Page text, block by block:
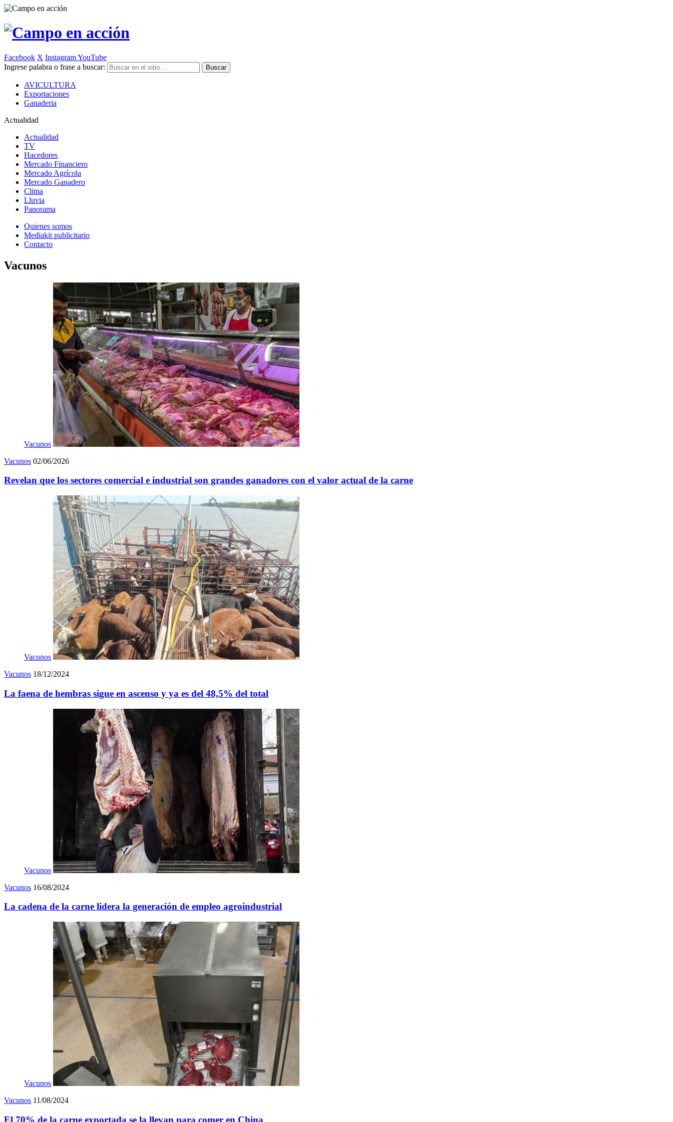
Facebook X InstagramYouTube
Ingrese palabra o frase a buscar:
AVICULTURA
Exportaciones
Ganaderia
Actualidad
Actualidad
TV
Hacedores
Mercado Financiero
Mercado Agrícola
Mercado Ganadero
Clima
Lluvia
Panorama
Quienes somos
Mediakit publicitario
Contacto
Vacunos
Vacunos
Vacunos 02/06/2026
Revelan que los sectores comercial e industrial son grandes ganadores con el valor actual de la carne
Vacunos
Vacunos 18/12/2024
La faena de hembras sigue en ascenso y ya es del 48,5% del total
Vacunos
Vacunos 16/08/2024
La cadena de la carne lidera la generación de empleo agroindustrial
Vacunos
Vacunos 11/08/2024
El 70% de la carne exportada se la llevan para comer en China